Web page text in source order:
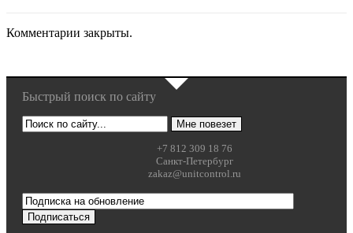
Комментарии закрыты.
Быстрый поиск по сайту
+7 812 309 18 76
Санкт-Петербург
zakaz@unitcontrol.ru